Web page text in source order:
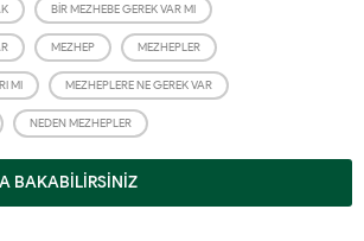
BIR MEZHEBE GEREK VAR MI
MEZHEP MEZHEPLER
MI MEZHEPLERE NE GEREK VAR
NEDEN MEZHEPLER
BAKABİLİRSİNİZ